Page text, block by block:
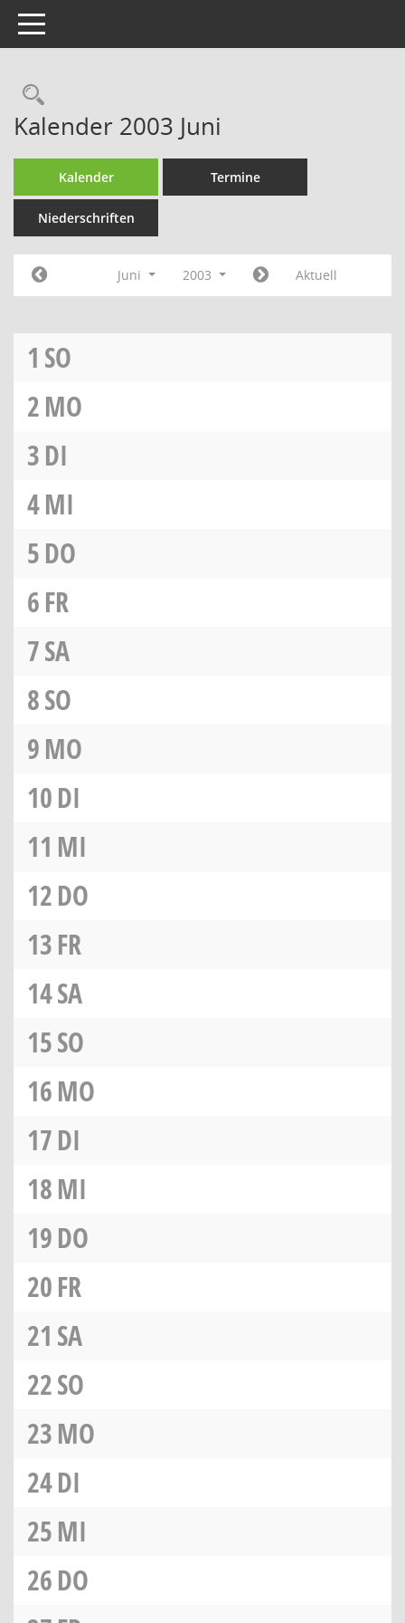
Toggle navigation
Rechercheauswahl
Kalender 2003 Juni
Kalender Termine
Niederschriften
Juni 2003 Aktuell
1 SO
2MO
3DI
4MI
5DO
6FR
7SA
8SO
9MO
10DI
11 MI
12DO
13FR
14SA
15SO
16MO
17DI
18MI
19DO
20FR
21 SA
22SO
23MO
24DI
25MI
26DO